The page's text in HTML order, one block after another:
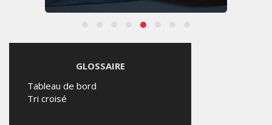
GLOSSAIRE
Tableau de bord
Tri croisé